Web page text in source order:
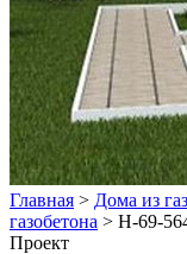
Главная > Дома из
газобетона > Н-69-
Проект